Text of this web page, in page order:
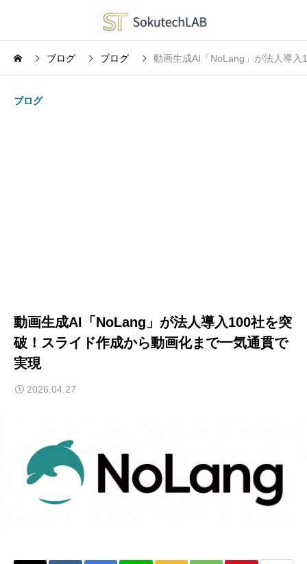
ブログ ブログ 動画生成AI「NoLang」が法人導
ブログ
動画生成AI「NoLang」が法人導入100社を突
破！スライド作成から動画化まで一気通貫で
実現
2026.04.27